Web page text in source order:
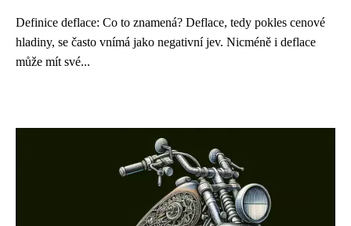
Definice deflace: Co to znamená? Deflace, tedy pokles cenové
hladiny, se často vnímá jako negativní jev. Nicméně i deflace
může mít své...